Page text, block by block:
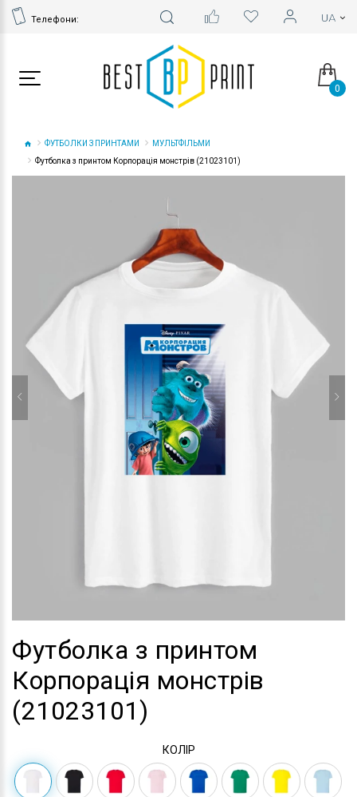
Телефони:
0
ФУТБОЛКИ З ПРИНТАМИ
МУЛЬТФІЛЬМИ
Футболка з принтом Корпорація монстрів (21023101)
Футболка з принтом
Корпорація монстрів
(21023101)
КОЛІР